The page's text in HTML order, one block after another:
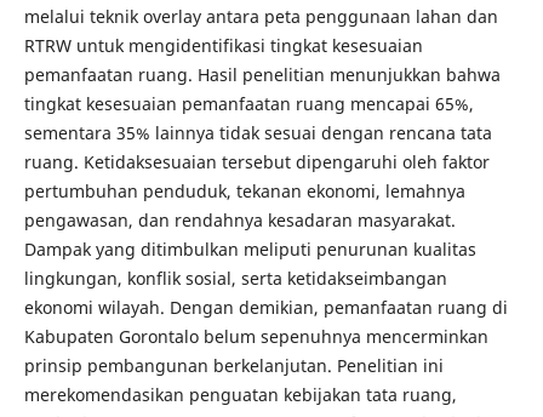
melalui teknik overlay antara peta penggunaan lahan dan
RTRW untuk mengidentifikasi tingkat kesesuaian
pemanfaatan ruang. Hasil penelitian menunjukkan bahwa
tingkat kesesuaian pemanfaatan ruang mencapai 65%,
sementara 35% lainnya tidak sesuai dengan rencana tata
ruang. Ketidaksesuaian tersebut dipengaruhi oleh faktor
pertumbuhan penduduk, tekanan ekonomi, lemahnya
pengawasan, dan rendahnya kesadaran masyarakat.
Dampak yang ditimbulkan meliputi penurunan kualitas
lingkungan, konflik sosial, serta ketidakseimbangan
ekonomi wilayah. Dengan demikian, pemanfaatan ruang di
Kabupaten Gorontalo belum sepenuhnya mencerminkan
prinsip pembangunan berkelanjutan. Penelitian ini
merekomendasikan penguatan kebijakan tata ruang,